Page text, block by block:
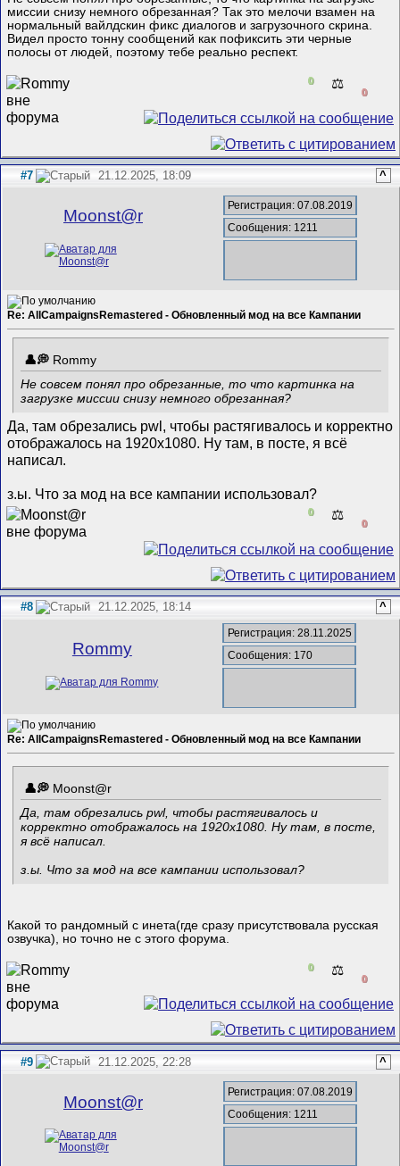
миссии снизу немного обрезанная? Так это мелочи взамен на
нормальный вайлдскин фикс диалогов и загрузочного скрина.
Видел просто тонну сообщений как пофиксить эти черные
полосы от людей, поэтому тебе реально респект.
0 ⚖️
0
#7 21.12.2025, 18:09 ^
Mооnst@r
Регистрация: 07.08.2019
Сообщения: 1211
Re: AllCampaignsRemastered - Обновленный мод на все Кампании
Rommy
Не совсем понял про обрезанные, то что картинка на
загрузке миссии снизу немного обрезанная?
Да, там обрезались pwl, чтобы растягивалось и корректно
отображалось на 1920x1080. Ну там, в посте, я всё
написал.
з.ы. Что за мод на все кампании использовал?
0 ⚖️
0
#8 21.12.2025, 18:14 ^
Rommy
Регистрация: 28.11.2025
Сообщения: 170
Re: AllCampaignsRemastered - Обновленный мод на все Кампании
Mооnst@r
Да, там обрезались pwl, чтобы растягивалось и
корректно отображалось на 1920x1080. Ну там, в посте,
я всё написал.
з.ы. Что за мод на все кампании использовал?
Какой то рандомный с инета(где сразу присутствовала русская
озвучка), но точно не с этого форума.
0 ⚖️
0
#9 21.12.2025, 22:28 ^
Mооnst@r
Регистрация: 07.08.2019
Сообщения: 1211